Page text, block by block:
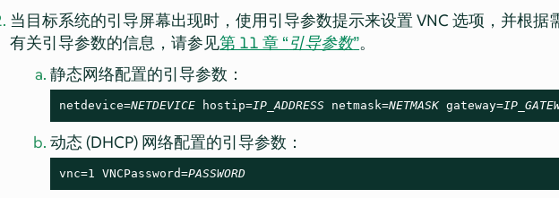
当目标系统的引导屏幕出现时，使用引导参数提示来设置 VNC 选项，并根据
有关引导参数的信息，请参见第 11 章 “引导参数”。
静态网络配置的引导参数：
netdevice=NETDEVICE hostip=IP_ADDRESS netmask=NETMASK gateway=
动态 (DHCP) 网络配置的引导参数：
vnc=1 VNCPassword=PASSWORD